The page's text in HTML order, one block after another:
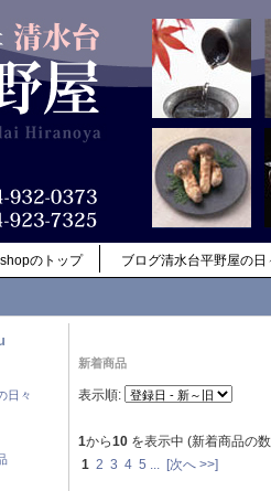
shopのトップ ブログ清水台平野屋の日
日々
新着商品
表示順:
1から10 を表示中 (新着商品の
1 2 3 4 5 [次へ >>]